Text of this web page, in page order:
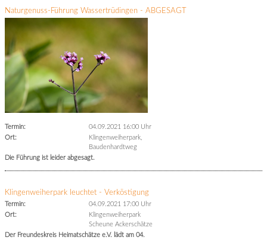
Naturgenuss-Führung Wassertrüdingen - ABGESAGT
Termin:
04.09.2021 16:00 Uhr
Ort:
Klingenweiherpark,
Baudenhardtweg
Die Führung ist leider abgesagt.
Klingenweiherpark leuchtet - Verköstigung
Termin:
04.09.2021 17:00 Uhr
Ort:
Klingenweiherpark
Scheune Ackerschätze
Der Freundeskreis Heimatschätze e.V. lädt am 04.